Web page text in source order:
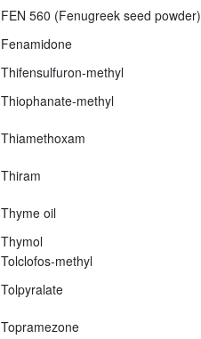
FEN 560 (Fenugreek seed powder)
Fenamidone
Thifensulfuron-methyl
Thiophanate-methyl
Thiamethoxam
Thiram
Thyme oil
Thymol
Tolclofos-methyl
Tolpyralate
Topramezone